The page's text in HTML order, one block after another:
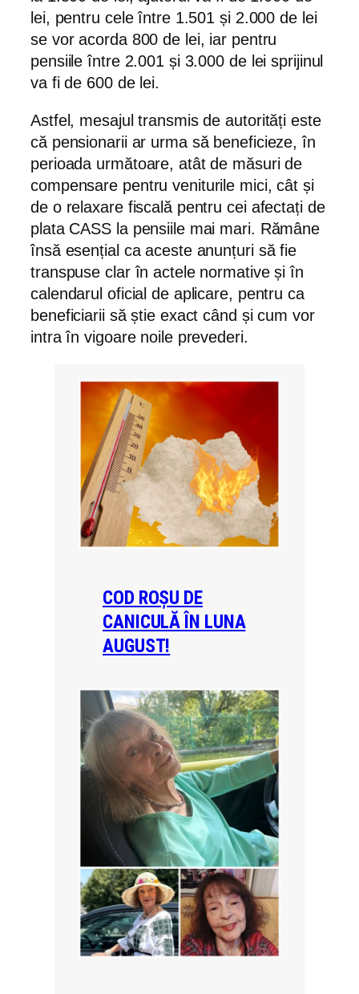
lei, pentru cele între 1.501 și 2.000 de lei
se vor acorda 800 de lei, iar pentru
pensiile între 2.001 și 3.000 de lei sprijinul
va fi de 600 de lei.
Astfel, mesajul transmis de autorități este
că pensionarii ar urma să beneficieze, în
perioada următoare, atât de măsuri de
compensare pentru veniturile mici, cât și
de o relaxare fiscală pentru cei afectați de
plata CASS la pensiile mai mari. Rămâne
însă esențial ca aceste anunțuri să fie
transpuse clar în actele normative și în
calendarul oficial de aplicare, pentru ca
beneficiarii să știe exact când și cum vor
intra în vigoare noile prevederi.
COD ROȘU DE
CANICULĂ ÎN LUNA
AUGUST!